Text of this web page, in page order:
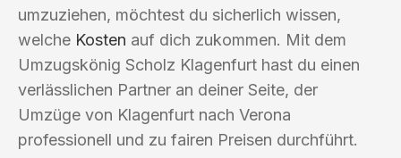
umzuziehen, möchtest du sicherlich wissen,
welche Kosten auf dich zukommen. Mit dem
Umzugskönig Scholz Klagenfurt hast du einen
verlässlichen Partner an deiner Seite, der
Umzüge von Klagenfurt nach Verona
professionell und zu fairen Preisen durchführt.